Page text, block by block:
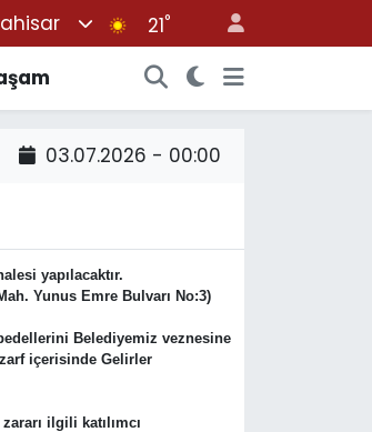
21°
03.07.2026 - 00:00
yapılacaktır.
Yunus Emre Bulvarı No:3)
Belediyemiz veznesine
içerisinde Gelirler
ilgili katılımcı